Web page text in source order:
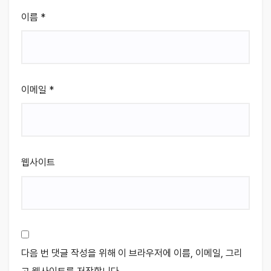
이름 *
이메일 *
웹사이트
다음 번 댓글 작성을 위해 이 브라우저에 이름, 이메일, 그리